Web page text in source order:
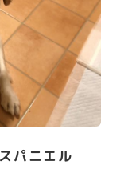
パニエル